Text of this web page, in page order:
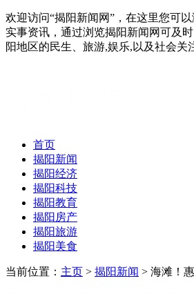
欢迎访问“揭阳新闻网”，在这里您可
实事资讯，通过浏览揭阳新闻网可及
阳地区的民生、旅游,娱乐,以及社会关
首页
揭阳新闻
揭阳经济
揭阳科技
揭阳教育
揭阳房产
揭阳旅游
揭阳美食
当前位置： 主页 > 揭阳新闻 > 海滩！